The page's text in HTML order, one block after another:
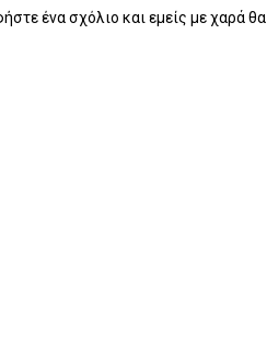
ένα σχόλιο και εμείς με χαρά θα